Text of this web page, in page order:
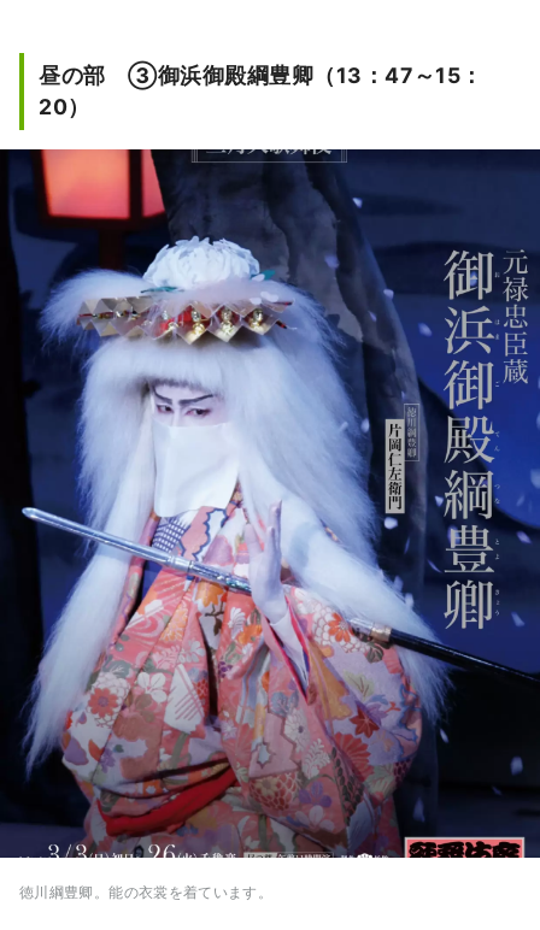
昼の部 ③御浜御殿綱豊卿（13：47～15：
20）
徳川綱豊卿。能の衣裳を着ています。